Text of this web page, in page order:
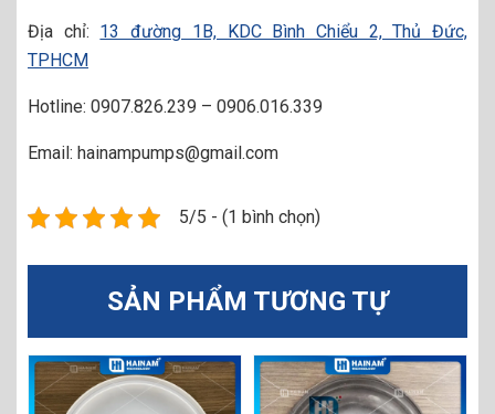
Địa chỉ: 13 đường 1B, KDC Bình Chiểu 2, Thủ Đức,
TPHCM
Hotline: 0907.826.239 – 0906.016.339
Email: hainampumps@gmail.com
5/5 - (1 bình chọn)
SẢN PHẨM TƯƠNG TỰ